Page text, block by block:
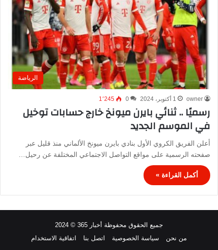
الرياضة
owner 1 أكتوبر، 2024 0 1٬245
رسميًا .. ثنائي بايرن ميونخ خارج حسابات توخيل
في الموسم الجديد
أعلن الفريق الكروي الأول بنادي بايرن ميونخ الألماني منذ قليل عبر
صفحته الرسمية على مواقع التواصل الاجتماعي المختلفة عن رحيل…
أكمل القراءة »
جميع الحقوق محفوظة أخبار 365 © 2024
من نحن
سياسة الخصوصية اتصل بنا اتفاقية الاستخدام